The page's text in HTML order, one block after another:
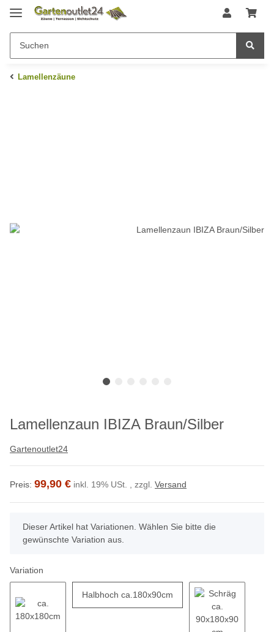
Lamellenzäune
Lamellenzaun IBIZA Braun/Silber
Gartenoutlet24
Preis: 99,90 € inkl. 19% USt. , zzgl. Versand
x
Dieser Artikel hat Variationen. Wählen Sie bitte die
gewünschte Variation aus.
Variation
Halbhoch ca.180x90cm